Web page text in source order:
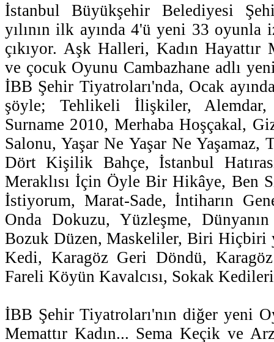
İstanbul Büyükşehir Belediyesi
yılının ilk ayında 4'ü yeni 33 oyunla
çıkıyor. Aşk Halleri, Kadın Hayattır
ve çocuk Oyunu Cambazhane adlı
İBB Şehir Tiyatroları'nda, Ocak
şöyle; Tehlikeli İlişkiler,
Surname 2010, Merhaba Hoşçakal,
Salonu, Yaşar Ne Yaşar Ne Yaşamaz,
Dört Kişilik Bahçe, İstanbul
Meraklısı İçin Öyle Bir Hikâye, Ben
İstiyorum, Marat-Sade, İntiharın
Onda Dokuzu, Yüzleşme,
Bozuk Düzen, Maskeliler, Biri Hiçbiri
Kedi, Karagöz Geri Döndü, Karagöz
Fareli Köyün Kavalcısı, Sokak
İBB Şehir Tiyatroları'nın diğer yeni
Memattır Kadın... Sema Keçik ve